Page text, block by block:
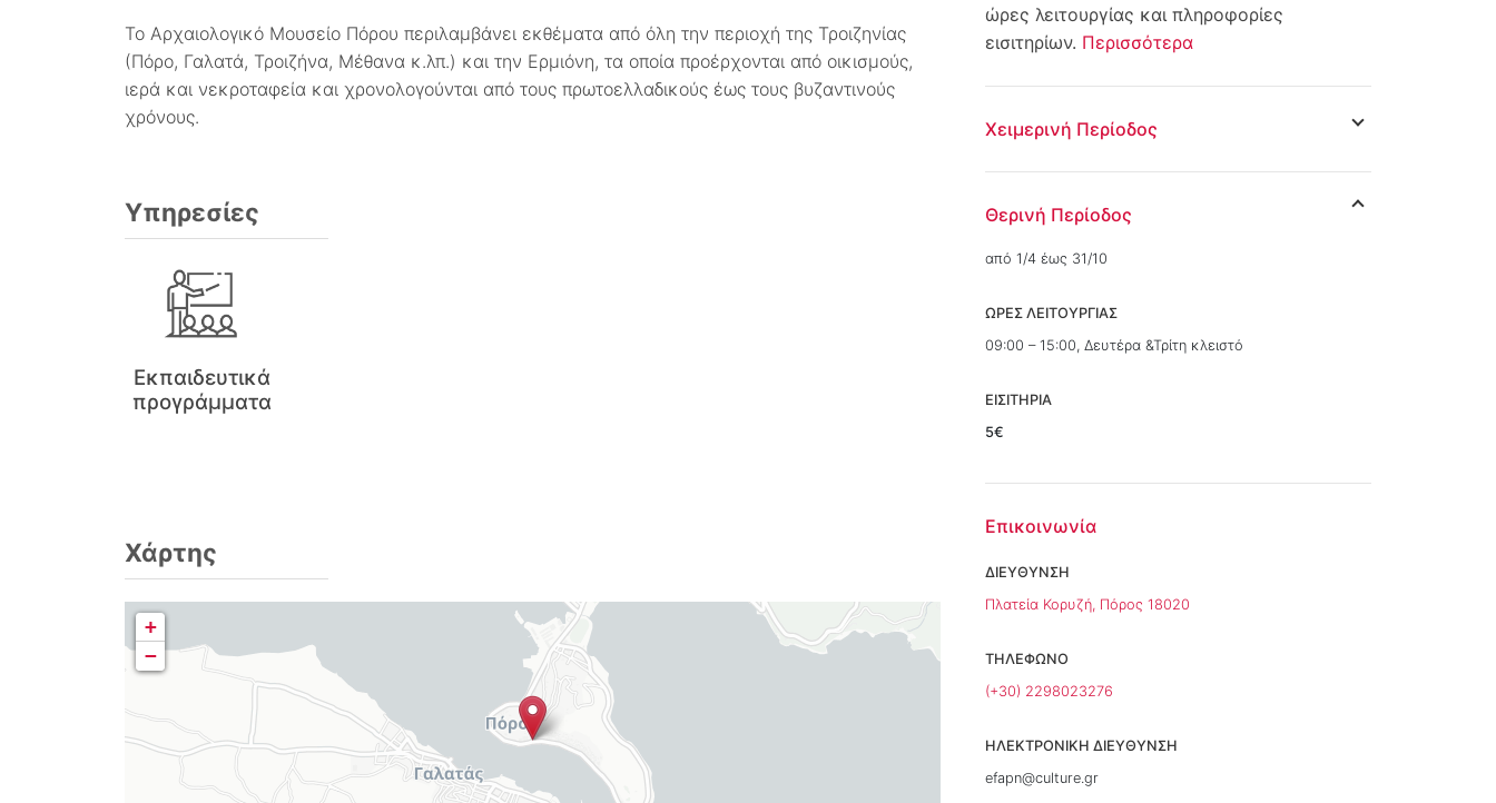
Το Αρχαιολογικό Μουσείο Πόρου περιλαμβάνει εκθέματα από όλη την περιοχή της Τροιζηνίας
(Πόρο, Γαλατά, Τροιζήνα, Μέθανα κ.λπ.) και την Ερμιόνη, τα οποία προέρχονται από οικισμούς,
ιερά και νεκροταφεία και χρονολογούνται από τους πρωτοελλαδικούς έως τους βυζαντινούς
χρόνους.
Υπηρεσίες
Εκπαιδευτικά
προγράμματα
Χάρτης
+
−
ώρες λειτουργίας και πληροφορίες
εισιτηρίων. Περισσότερα
Χειμερινή Περίοδος
Θερινή Περίοδος
από 1/4 έως 31/10
ΩΡΕΣ ΛΕΙΤΟΥΡΓΙΑΣ
09:00 – 15:00, Δευτέρα &Τρίτη κλειστό
ΕΙΣΙΤΗΡΙΑ
5€
Επικοινωνία
ΔΙΕΥΘΥΝΣΗ
Πλατεία Κορυζή, Πόρος 18020
ΤΗΛΕΦΩΝΟ
(+30) 2298023276
ΗΛΕΚΤΡΟΝΙΚΗ ΔΙΕΥΘΥΝΣΗ
efapn@culture.gr